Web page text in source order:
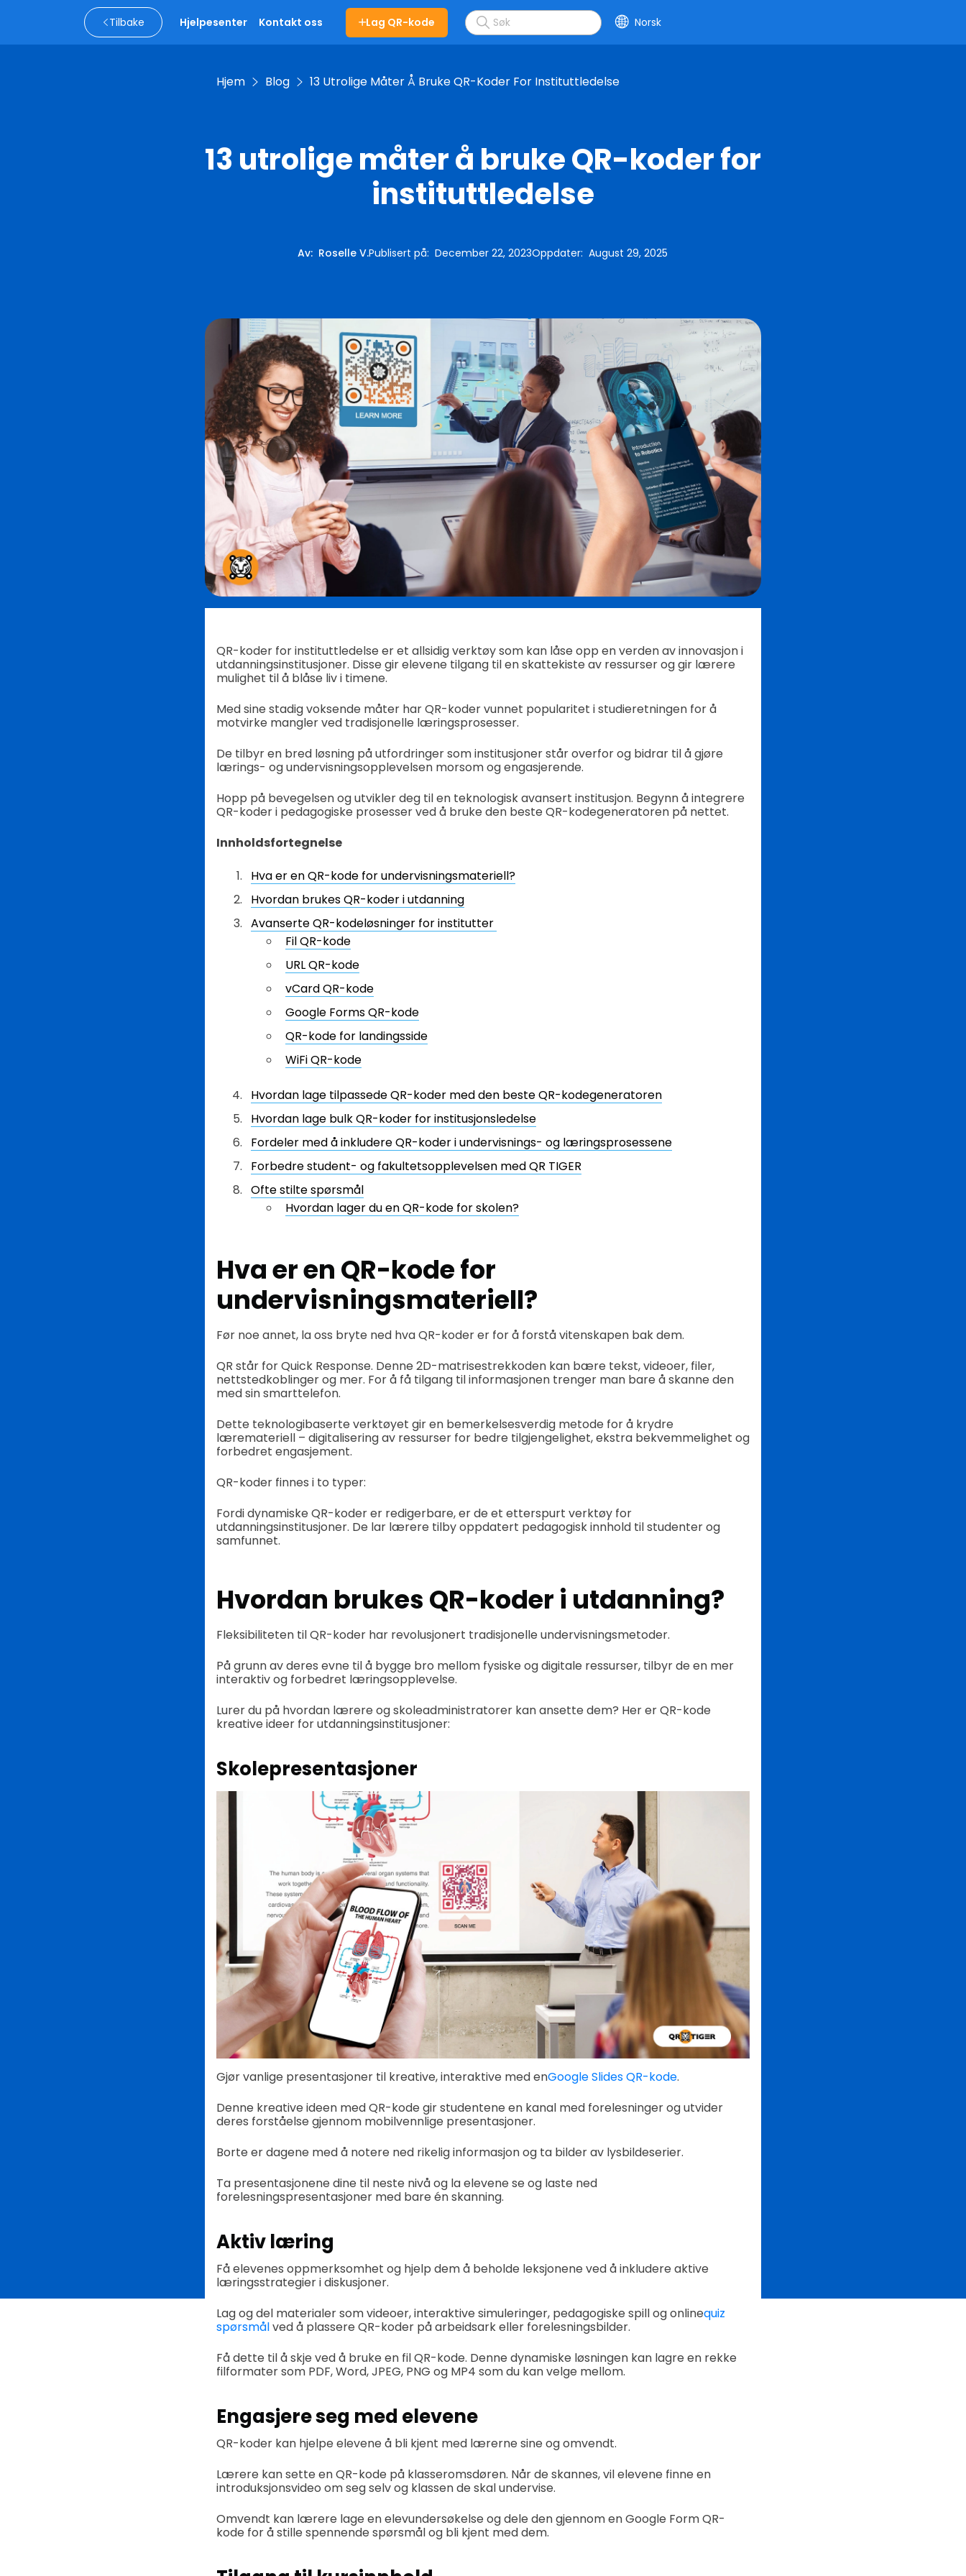
Tilbake Hjelpesenter Kontakt oss Lag QR-kode Norsk
Hjem Blog 13 Utrolige Måter Å Bruke QR-Koder For Instituttledelse
13 utrolige måter å bruke QR-koder for
instituttledelse
Av: Roselle V.Publisert på:December 22, 2023Oppdater:August 29, 2025
QR-koder for instituttledelse er et allsidig verktøy som kan låse opp en verden av innovasjon i
utdanningsinstitusjoner. Disse gir elevene tilgang til en skattekiste av ressurser og gir lærere
mulighet til å blåse liv i timene.
Med sine stadig voksende måter har QR-koder vunnet popularitet i studieretningen for å
motvirke mangler ved tradisjonelle læringsprosesser.
De tilbyr en bred løsning på utfordringer som institusjoner står overfor og bidrar til å gjøre
lærings- og undervisningsopplevelsen morsom og engasjerende.
Hopp på bevegelsen og utvikler deg til en teknologisk avansert institusjon. Begynn å integrere
QR-koder i pedagogiske prosesser ved å bruke den beste QR-kodegeneratoren på nettet.
Innholdsfortegnelse
Hva er en QR-kode for undervisningsmateriell?
Hvordan brukes QR-koder i utdanning
Avanserte QR-kodeløsninger for institutter
Fil QR-kode
URL QR-kode
vCard QR-kode
Google Forms QR-kode
QR-kode for landingsside
WiFi QR-kode
Hvordan lage tilpassede QR-koder med den beste QR-kodegeneratoren
Hvordan lage bulk QR-koder for institusjonsledelse
Fordeler med å inkludere QR-koder i undervisnings- og læringsprosessene
Forbedre student- og fakultetsopplevelsen med QR TIGER
Ofte stilte spørsmål
Hvordan lager du en QR-kode for skolen?
Hva er en QR-kode for
undervisningsmateriell?
Før noe annet, la oss bryte ned hva QR-koder er for å forstå vitenskapen bak dem.
QR står for Quick Response. Denne 2D-matrisestrekkoden kan bære tekst, videoer, filer,
nettstedkoblinger og mer. For å få tilgang til informasjonen trenger man bare å skanne den
med sin smarttelefon.
Dette teknologibaserte verktøyet gir en bemerkelsesverdig metode for å krydre
læremateriell – digitalisering av ressurser for bedre tilgjengelighet, ekstra bekvemmelighet og
forbedret engasjement.
QR-koder finnes i to typer:
Fordi dynamiske QR-koder er redigerbare, er de et etterspurt verktøy for
utdanningsinstitusjoner. De lar lærere tilby oppdatert pedagogisk innhold til studenter og
samfunnet.
Hvordan brukes QR-koder i utdanning?
Fleksibiliteten til QR-koder har revolusjonert tradisjonelle undervisningsmetoder.
På grunn av deres evne til å bygge bro mellom fysiske og digitale ressurser, tilbyr de en mer
interaktiv og forbedret læringsopplevelse.
Lurer du på hvordan lærere og skoleadministratorer kan ansette dem? Her er QR-kode
kreative ideer for utdanningsinstitusjoner:
Skolepresentasjoner
Gjør vanlige presentasjoner til kreative, interaktive med enGoogle Slides QR-kode.
Denne kreative ideen med QR-kode gir studentene en kanal med forelesninger og utvider
deres forståelse gjennom mobilvennlige presentasjoner.
Borte er dagene med å notere ned rikelig informasjon og ta bilder av lysbildeserier.
Ta presentasjonene dine til neste nivå og la elevene se og laste ned
forelesningspresentasjoner med bare én skanning.
Aktiv læring
Få elevenes oppmerksomhet og hjelp dem å beholde leksjonene ved å inkludere aktive
læringsstrategier i diskusjoner.
Lag og del materialer som videoer, interaktive simuleringer, pedagogiske spill og onlinequiz
spørsmålved å plassere QR-koder på arbeidsark eller forelesningsbilder.
Få dette til å skje ved å bruke en fil QR-kode. Denne dynamiske løsningen kan lagre en rekke
filformater som PDF, Word, JPEG, PNG og MP4 som du kan velge mellom.
Engasjere seg med elevene
QR-koder kan hjelpe elevene å bli kjent med lærerne sine og omvendt.
Lærere kan sette en QR-kode på klasseromsdøren. Når de skannes, vil elevene finne en
introduksjonsvideo om seg selv og klassen de skal undervise.
Omvendt kan lærere lage en elevundersøkelse og dele den gjennom en Google Form QR-
kode for å stille spennende spørsmål og bli kjent med dem.